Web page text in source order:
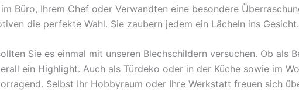
Büro, Ihrem Chef oder Verwandten eine besondere
die perfekte Wahl. Sie zaubern jedem ein Lächeln ins Gesicht.
Sie es einmal mit unseren Blechschildern versuchen. Ob als
ein Highlight. Auch als Türdeko oder in der Küche sowie im
Selbst Ihr Hobbyraum oder Ihre Werkstatt freuen sich